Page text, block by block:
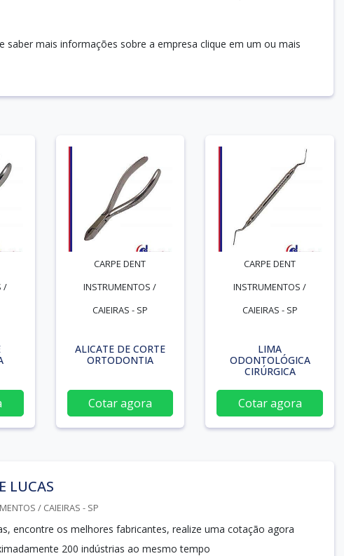
saber mais informações sobre a empresa clique em um ou mais
/
CARPE DENT
INSTRUMENTOS /
CAIEIRAS - SP
ALICATE DE CORTE
ORTODONTIA
Cotar agora
CARPE DENT
INSTRUMENTOS /
CAIEIRAS - SP
LIMA
ODONTOLÓGICA
CIRÚRGICA
Cotar agora
LUCAS
/ CAIEIRAS - SP
encontre os melhores fabricantes, realize uma cotação agora
200 indústrias ao mesmo tempo